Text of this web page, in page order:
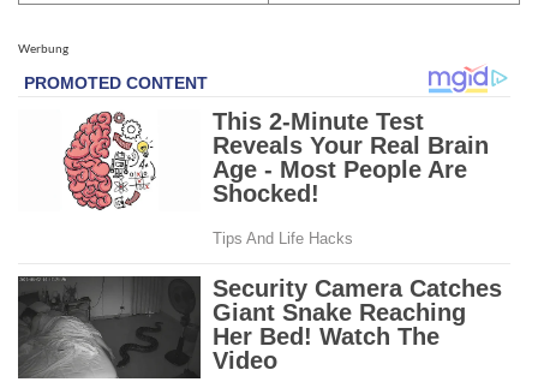
Werbung